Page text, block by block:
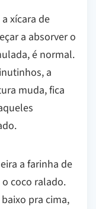
xícara de
a absorver o
é normal.
a
muda, fica
a farinha de
coco ralado.
pra cima,